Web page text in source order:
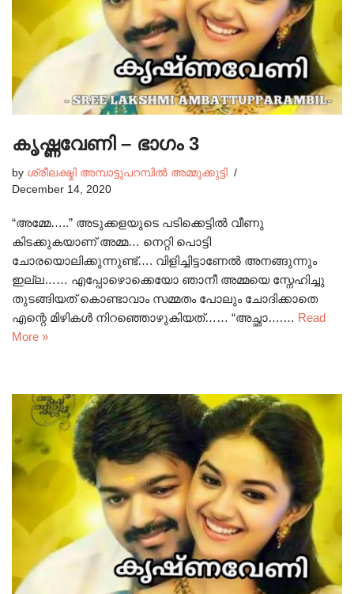
കൃഷ്ണവേണി – ഭാഗം 3
by ശ്രീലക്ഷ്മി അമ്പാട്ടുപറമ്പിൽ അമ്മുക്കുട്ടി
December 14, 2020
“അമ്മേ…..” അടുക്കളയുടെ പടിക്കെട്ടിൽ വീണു
കിടക്കുകയാണ് അമ്മ… നെറ്റി പൊട്ടി
ചോരയൊലിക്കുന്നുണ്ട്…. വിളിച്ചിട്ടാണേൽ അനങ്ങുന്നും
ഇല്ല…… എപ്പോഴൊക്കെയോ ഞാനീ അമ്മയെ സ്നേഹിച്ചു
തുടങ്ങിയത് കൊണ്ടാവാം സമ്മതം പോലും ചോദിക്കാതെ
എന്റെ മിഴികൾ നിറഞ്ഞൊഴുകിയത്…… “അച്ഛാ….… Read
More »